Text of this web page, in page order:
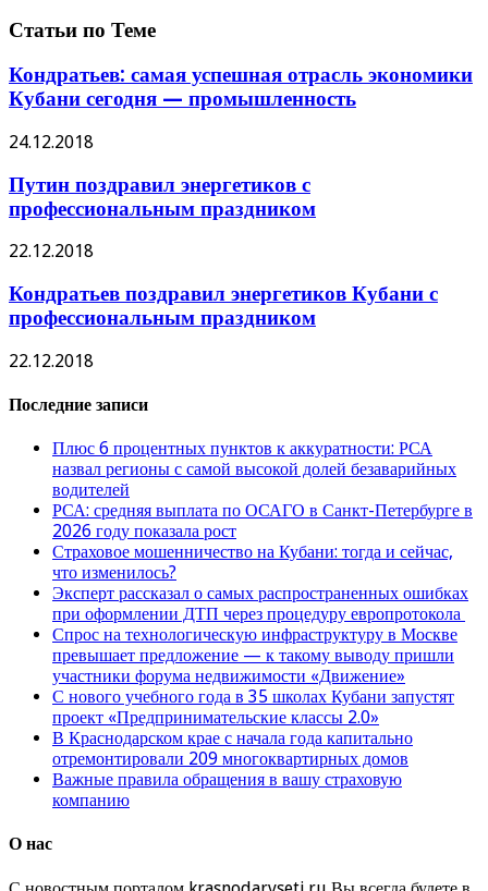
Статьи по Теме
Кондратьев: самая успешная отрасль экономики
Кубани сегодня — промышленность
24.12.2018
Путин поздравил энергетиков с
профессиональным праздником
22.12.2018
Кондратьев поздравил энергетиков Кубани с
профессиональным праздником
22.12.2018
Последние записи
Плюс 6 процентных пунктов к аккуратности: РСА
назвал регионы с самой высокой долей безаварийных
водителей
РСА: средняя выплата по ОСАГО в Санкт-Петербурге в
2026 году показала рост
Страховое мошенничество на Кубани: тогда и сейчас,
что изменилось?
Эксперт рассказал о самых распространенных ошибках
при оформлении ДТП через процедуру европротокола
Спрос на технологическую инфраструктуру в Москве
превышает предложение — к такому выводу пришли
участники форума недвижимости «Движение»
С нового учебного года в 35 школах Кубани запустят
проект «Предпринимательские классы 2.0»
В Краснодарском крае с начала года капитально
отремонтировали 209 многоквартирных домов
Важные правила обращения в вашу страховую
компанию
О нас